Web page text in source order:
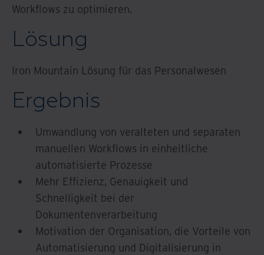
Workflows zu optimieren.
Lösung
Iron Mountain Lösung für das Personalwesen
Ergebnis
Umwandlung von veralteten und separaten
manuellen Workflows in einheitliche
automatisierte Prozesse
Mehr Effizienz, Genauigkeit und
Schnelligkeit bei der
Dokumentenverarbeitung
Motivation der Organisation, die Vorteile von
Automatisierung und Digitalisierung in